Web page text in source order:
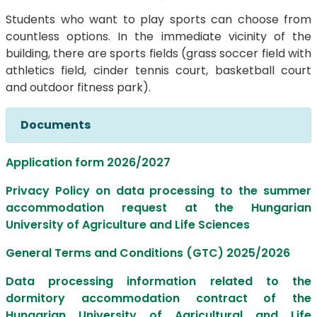
Students who want to play sports can choose from
countless options. In the immediate vicinity of the
building, there are sports fields (grass soccer field with
athletics field, cinder tennis court, basketball court
and outdoor fitness park).
Documents
Application form 2026/2027
Privacy Policy on data processing to the summer
accommodation request at the Hungarian
University of Agriculture and Life Sciences
General Terms and Conditions (GTC) 2025/2026
Data processing information related to the
dormitory accommodation contract of the